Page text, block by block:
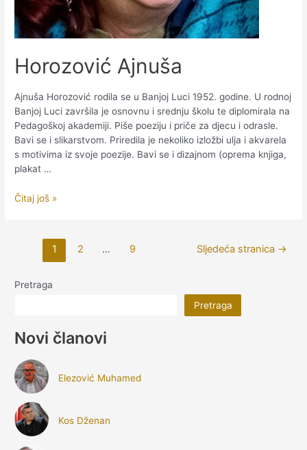
Horozović Ajnuša
Ajnuša Horozović rodila se u Banjoj Luci 1952. godine. U rodnoj
Banjoj Luci završila je osnovnu i srednju školu te diplomirala na
Pedagoškoj akademiji. Piše poeziju i priče za djecu i odrasle.
Bavi se i slikarstvom. Priredila je nekoliko izložbi ulja i akvarela
s motivima iz svoje poezije. Bavi se i dizajnom (oprema knjiga,
plakat …
Horozović
Čitaj još »
pagination
1 2 … 9 Sljedeća stranica →
Pretraga
Pretraga
Novi članovi
Elezović Muhamed
Kos Dženan